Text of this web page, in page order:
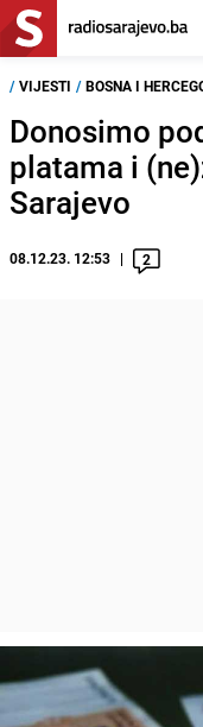
/ VIJESTI / BOSNA I
Donosimo
platama i
Sarajevo
08.12.23. 12:53 2